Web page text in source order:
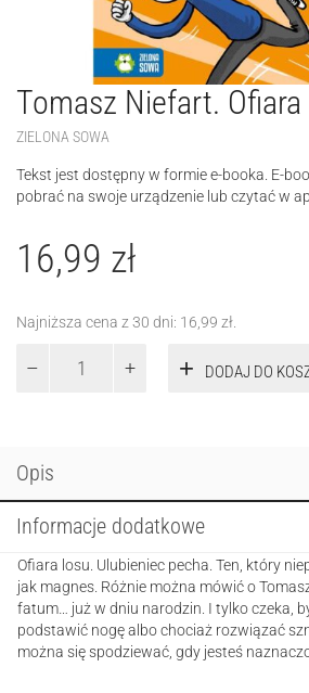
Tomasz Niefart. Ofiara
ZIELONA SOWA
Tekst jest dostępny w formie e-booka. E-
pobrać na swoje urządzenie lub czytać w
16,99 zł
Najniższa cena z 30 dni: 16,99 zł
DODAJ DO
Opis
Informacje dodatkowe
Ofiara losu. Ulubieniec pecha. Ten, który
jak magnes. Różnie można mówić o
fatum… już w dniu narodzin. I tylko czeka,
podstawić nogę albo chociaż rozwiązać
można się spodziewać, gdy jesteś